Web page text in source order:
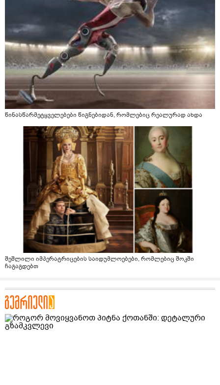
წინასწარმეტყველებები წიგნებიდან, რომლებიც რეალურად ახდა
შეშლილი იმპერატრიცების საიდუმლოებები, რომლებიც შოკში
ჩაგაგდებთ